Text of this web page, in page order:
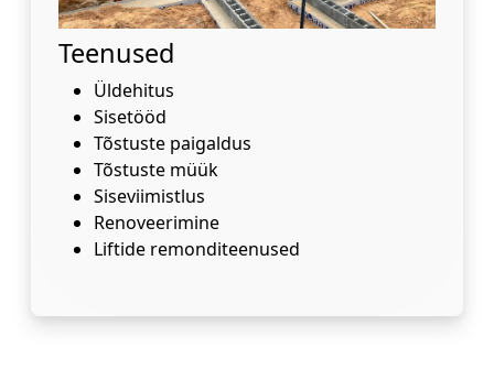
Teenused
Üldehitus
Sisetööd
Tõstuste paigaldus
Tõstuste müük
Siseviimistlus
Renoveerimine
Liftide remonditeenused